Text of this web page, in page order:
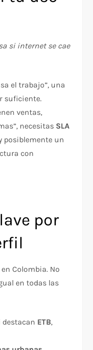
si internet se cae
el trabajo”, una
suficiente.
ventas,
necesitas SLA
posiblemente un
con
por
Colombia. No
en todas las
destacan ETB,